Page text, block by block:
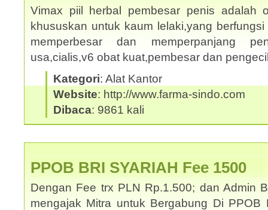
Vimax piil herbal pembesar penis adalah
khususkan untuk kaum lelaki,yang
memperbesar dan memperpanjang
usa,cialis,v6 obat kuat,pembesar dan
Kategori: Alat Kantor
Website: http://www.farma-sindo.com
Dibaca: 9861 kali
PPOB BRI SYARIAH Fee 1500
Dengan Fee trx PLN Rp.1.500; dan Admin
mengajak Mitra untuk Bergabung Di PPOB